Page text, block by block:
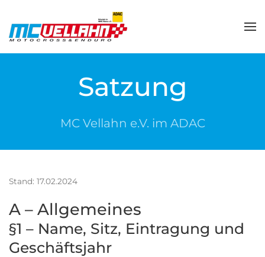
Zum Hauptinhalt springen
Satzung
MC Vellahn e.V. im ADAC
Stand: 17.02.2024
A – Allgemeines
§1 – Name, Sitz, Eintragung und
Geschäftsjahr